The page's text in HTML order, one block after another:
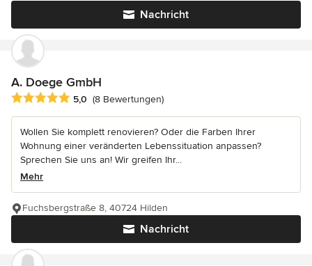
Nachricht
A. Doege GmbH
Durchschnittliche Bewertung: 5 von 5 Sternen
5,0 (8 Bewertungen)
Wollen Sie komplett renovieren? Oder die Farben Ihrer
Wohnung einer veränderten Lebenssituation anpassen?
Sprechen Sie uns an! Wir greifen Ihr...
Mehr
Nachricht
Fuchsbergstraße 8, 40724 Hilden